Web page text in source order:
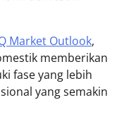
Market Outlook,
memberikan
fase yang lebih
yang semakin